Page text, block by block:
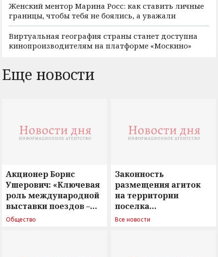
Женский ментор Марина Росс: как ставить личные
границы, чтобы тебя не боялись, а уважали
Виртуальная география страны станет доступна
кинопроизводителям на платформе «Москино»
Еще новости
Акционер Борис
Ушерович: «Ключевая
роль международной
выставки поездов –
поиск ответов на
Общество
Законность
размещения агиток
на территории
поселка
Новосергиевка
Все новости